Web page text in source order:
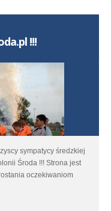
!!!
sympatycy średzkiej
Środa !!! Strona jest
oczekiwaniom